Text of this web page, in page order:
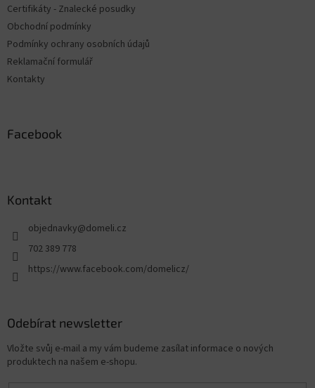
Certifikáty - Znalecké posudky
Obchodní podmínky
Podmínky ochrany osobních údajů
Reklamační formulář
Kontakty
Facebook
Kontakt
objednavky@domeli.cz
702 389 778
https://www.facebook.com/domelicz/
Odebírat newsletter
Vložte svůj e-mail a my vám budeme zasílat informace o nových
produktech na našem e-shopu.